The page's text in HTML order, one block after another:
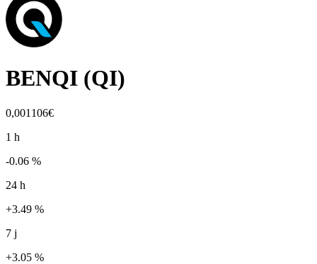
BENQI (QI)
0,001106€
1 h
-0.06 %
24 h
+3.49 %
7 j
+3.05 %